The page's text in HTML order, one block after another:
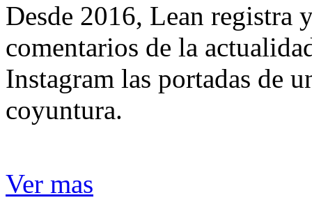
Desde 2016, Lean registra
comentarios de la
Instagram las portadas de
coyuntura.
Ver mas